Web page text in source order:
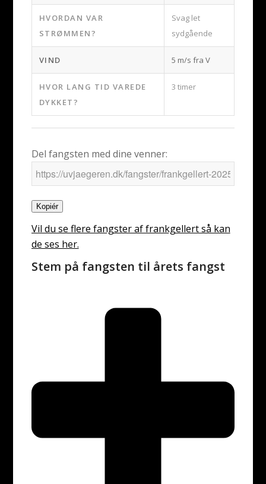
HVORDAN VAR
STRØMMEN?
Svag let
sydgående
VIND 5 m/s fra V
HVOR LANG TID VAREDE
DYKKET?
3 timer
Del fangsten med dine venner:
Kopiér
Vil du se flere fangster af frankgellert så kan
de ses her.
Stem på fangsten til årets fangst